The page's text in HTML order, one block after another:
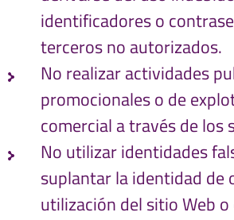
identificadores o
terceros no autorizados.
No realizar actividades
promocionales o de
comercial a través de los
No utilizar identidades
suplantar la identidad de
utilización del sitio Web